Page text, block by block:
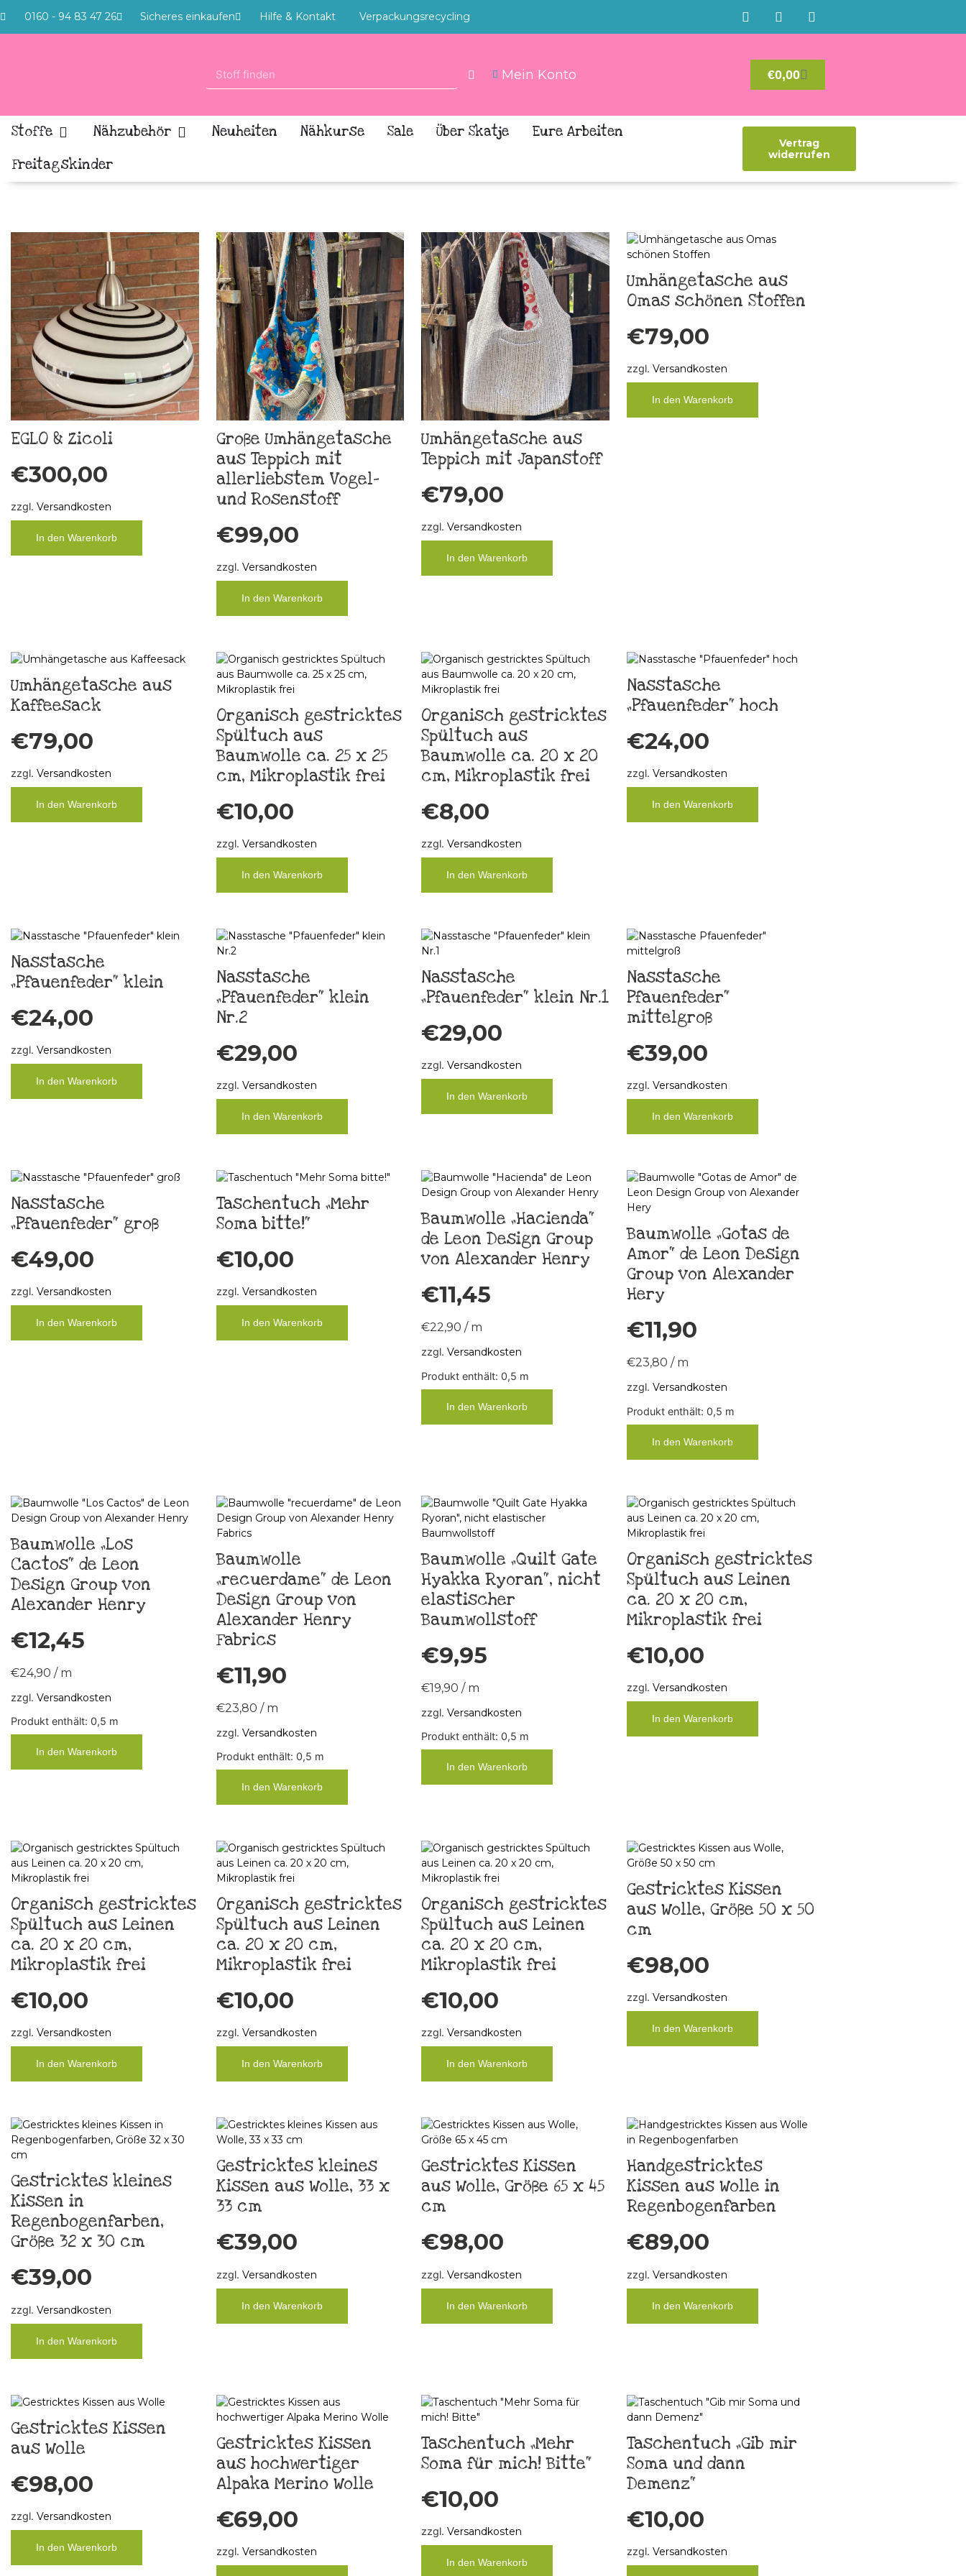
0160 - 94 83 47 26 Sicheres einkaufen Hilfe & Kontakt Verpackungsrecycling
Mein Konto €0,00
Stoffe Nähzubehör Neuheiten Nähkurse Sale Über Skatje
Eure Arbeiten
Freitagskinder
Vertrag
widerrufen
EGLO & Zicoli
€300,00
zzgl. Versandkosten
In den Warenkorb
Große Umhängetasche
aus Teppich mit
allerliebstem Vogel-
und Rosenstoff
€99,00
zzgl. Versandkosten
In den Warenkorb
Umhängetasche aus
Teppich mit Japanstoff
€79,00
zzgl. Versandkosten
In den Warenkorb
Umhängetasche aus
Omas schönen Stoffen
€79,00
zzgl. Versandkosten
In den Warenkorb
Umhängetasche aus
Kaffeesack
€79,00
zzgl. Versandkosten
In den Warenkorb
Organisch gestricktes
Spültuch aus
Baumwolle ca. 25 x 25
cm, Mikroplastik frei
€10,00
zzgl. Versandkosten
In den Warenkorb
Organisch gestricktes
Spültuch aus
Baumwolle ca. 20 x 20
cm, Mikroplastik frei
€8,00
zzgl. Versandkosten
In den Warenkorb
Nasstasche
„Pfauenfeder“ hoch
€24,00
zzgl. Versandkosten
In den Warenkorb
Nasstasche
„Pfauenfeder“ klein
€24,00
zzgl. Versandkosten
In den Warenkorb
Nasstasche
„Pfauenfeder“ klein
Nr.2
€29,00
zzgl. Versandkosten
In den Warenkorb
Nasstasche
„Pfauenfeder“ klein Nr.1
€29,00
zzgl. Versandkosten
In den Warenkorb
Nasstasche
Pfauenfeder“
mittelgroß
€39,00
zzgl. Versandkosten
In den Warenkorb
Nasstasche
„Pfauenfeder“ groß
€49,00
zzgl. Versandkosten
In den Warenkorb
Taschentuch „Mehr
Soma bitte!“
€10,00
zzgl. Versandkosten
In den Warenkorb
Baumwolle „Hacienda“
de Leon Design Group
von Alexander Henry
€11,45
€22,90 / m
zzgl. Versandkosten
Produkt enthält: 0,5 m
In den Warenkorb
Baumwolle „Gotas de
Amor“ de Leon Design
Group von Alexander
Hery
€11,90
€23,80 / m
zzgl. Versandkosten
Produkt enthält: 0,5 m
In den Warenkorb
Baumwolle „Los
Cactos“ de Leon
Design Group von
Alexander Henry
€12,45
€24,90 / m
zzgl. Versandkosten
Produkt enthält: 0,5 m
In den Warenkorb
Baumwolle
„recuerdame“ de Leon
Design Group von
Alexander Henry
Fabrics
€11,90
€23,80 / m
zzgl. Versandkosten
Produkt enthält: 0,5 m
In den Warenkorb
Baumwolle „Quilt Gate
Hyakka Ryoran“, nicht
elastischer
Baumwollstoff
€9,95
€19,90 / m
zzgl. Versandkosten
Produkt enthält: 0,5 m
In den Warenkorb
Organisch gestricktes
Spültuch aus Leinen
ca. 20 x 20 cm,
Mikroplastik frei
€10,00
zzgl. Versandkosten
In den Warenkorb
Organisch gestricktes
Spültuch aus Leinen
ca. 20 x 20 cm,
Mikroplastik frei
€10,00
zzgl. Versandkosten
In den Warenkorb
Organisch gestricktes
Spültuch aus Leinen
ca. 20 x 20 cm,
Mikroplastik frei
€10,00
zzgl. Versandkosten
In den Warenkorb
Organisch gestricktes
Spültuch aus Leinen
ca. 20 x 20 cm,
Mikroplastik frei
€10,00
zzgl. Versandkosten
In den Warenkorb
Gestricktes Kissen
aus Wolle, Größe 50 x 50
cm
€98,00
zzgl. Versandkosten
In den Warenkorb
Gestricktes kleines
Kissen in
Regenbogenfarben,
Größe 32 x 30 cm
€39,00
zzgl. Versandkosten
In den Warenkorb
Gestricktes kleines
Kissen aus Wolle, 33 x
33 cm
€39,00
zzgl. Versandkosten
In den Warenkorb
Gestricktes Kissen
aus Wolle, Größe 65 x 45
cm
€98,00
zzgl. Versandkosten
In den Warenkorb
Handgestricktes
Kissen aus Wolle in
Regenbogenfarben
€89,00
zzgl. Versandkosten
In den Warenkorb
Gestricktes Kissen
aus Wolle
€98,00
zzgl. Versandkosten
In den Warenkorb
Gestricktes Kissen
aus hochwertiger
Alpaka Merino Wolle
€69,00
zzgl. Versandkosten
Taschentuch „Mehr
Soma für mich! Bitte“
€10,00
zzgl. Versandkosten
In den Warenkorb
Taschentuch „Gib mir
Soma und dann
Demenz“
€10,00
zzgl. Versandkosten